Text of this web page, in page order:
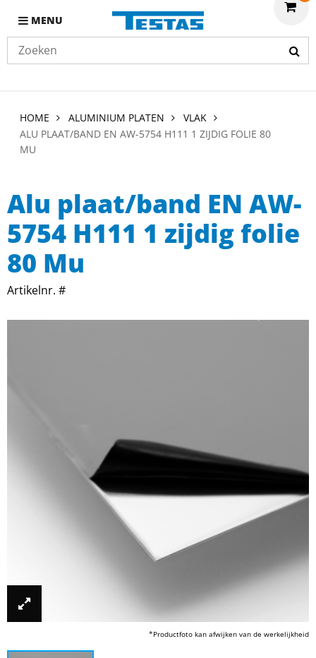
MENU
HOME ALUMINIUM PLATEN
VLAK
ALU PLAAT/BAND EN AW-5754 H111 1 ZIJDIG FOLIE 80
MU
Alu plaat/band EN AW-
5754 H111 1 zijdig folie
80 Mu
Artikelnr. #
*Productfoto kan afwijken van de werkelijkheid